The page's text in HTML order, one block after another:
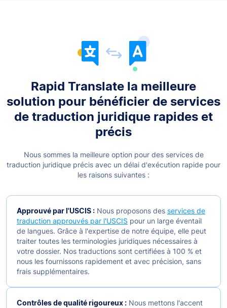
Rapid Translate la meilleure
solution pour bénéficier de services
de traduction juridique rapides et
précis
Nous sommes la meilleure option pour des services de
traduction juridique précis avec un délai d'exécution rapide pour
les raisons suivantes :
Approuvé par l'USCIS : Nous proposons des services de
traduction approuvés par l'USCIS pour un large éventail
de langues. Grâce à l'expertise de notre équipe, elle peut
traiter toutes les terminologies juridiques nécessaires à
votre dossier. Nos traductions sont certifiées à 100 % et
nous les fournissons rapidement et avec précision, sans
frais supplémentaires.
Contrôles de qualité rigoureux : Nous mettons l'accent